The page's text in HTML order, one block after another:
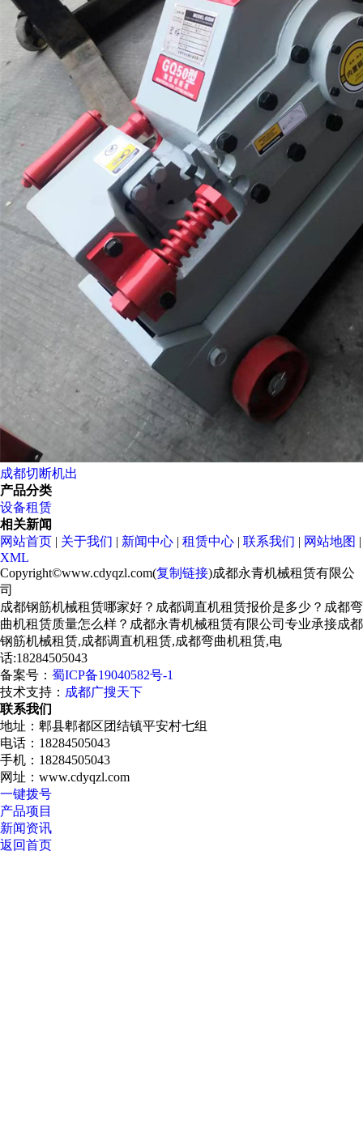
成都切断机出
产品分类
设备租赁
相关新闻
网站首页 | 关于我们 | 新闻中心 | 租赁中心 | 联系我们 | 网站地图 |
XML
Copyright©www.cdyqzl.com(复制链接)成都永青机械租赁有限公
司
成都钢筋机械租赁哪家好？成都调直机租赁报价是多少？成都弯
曲机租赁质量怎么样？成都永青机械租赁有限公司专业承接成都
钢筋机械租赁,成都调直机租赁,成都弯曲机租赁,电
话:18284505043
备案号： 蜀ICP备19040582号-1
技术支持： 成都广搜天下
联系我们
地址：郫县郫都区团结镇平安村七组
电话：18284505043
手机：18284505043
网址：www.cdyqzl.com
一键拨号
产品项目
新闻资讯
返回首页